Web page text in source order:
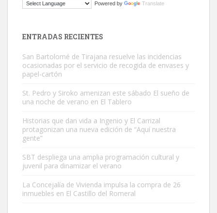
El ayuntamiento se va a llevar a Los Gatos callejeros de la zona los
Este gato macho ha aparecido en la calle hace menos de un mes,
es muy manso y extremadamente cari...
Leales.org » Gran Canaria
Powered by Translate
ENTRADAS RECIENTES
San Bartolomé de Tirajana resuelve las incidencias
ocasionadas por el servicio de recogida de envases y
papel-cartón
St. Pedro y Siroko amenizan este sábado El sueño de
una noche de verano en El Tablero
Historias que dan vida a Ingenio y El Carrizal
protagonizan una nueva edición de “Aquí nuestra
gente”
SBT despliega una amplia programación cultural y
juvenil para dinamizar el verano
La Concejalía de Vivienda impulsa la compra de 26
inmuebles en El Castillo del Romeral